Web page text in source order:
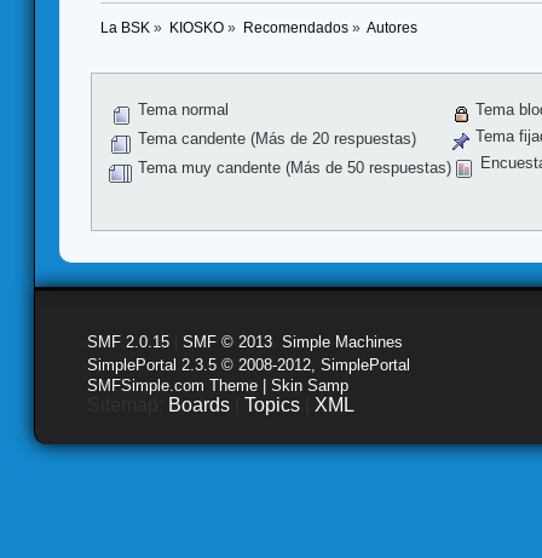
La BSK » KIOSKO» Recomendados» Autores
Tema normal
Tema candente (Más de 20 respuestas)
Tema muy candente (Más de 50 respuestas)
Tema
Tema
SMF 2.0.15 SMF © 2013 Simple Machines
SimplePortal 2.3.5 © 2008-2012, SimplePortal
SMFSimple.com Theme | Skin Samp
Boards Topics XML